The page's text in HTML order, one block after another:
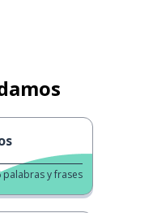
palabras y frases